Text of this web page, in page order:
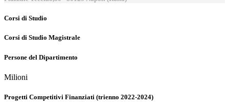
Corsi di Studio
Corsi di Studio Magistrale
Persone del Dipartimento
Milioni
Progetti Competitivi Finanziati (trienno 2022-2024)